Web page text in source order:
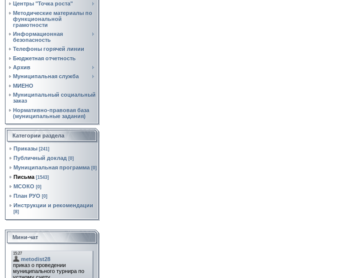
Центры "Точка роста"
Методические материалы по
функциональной
грамотности
Информационная
безопасность
Телефоны горячей линии
Бюджетная отчетность
Архив
Муниципальная служба
МИЕНО
Муниципальный социальный
заказ
Нормативно‑правовая база
(муниципальные задания)
Категории раздела
Приказы [241]
Публичный доклад [0]
Муниципальная программа [0]
Письма [1543]
МСОКО [0]
План РУО [0]
Инструкции и рекомендации
[8]
Мини-чат